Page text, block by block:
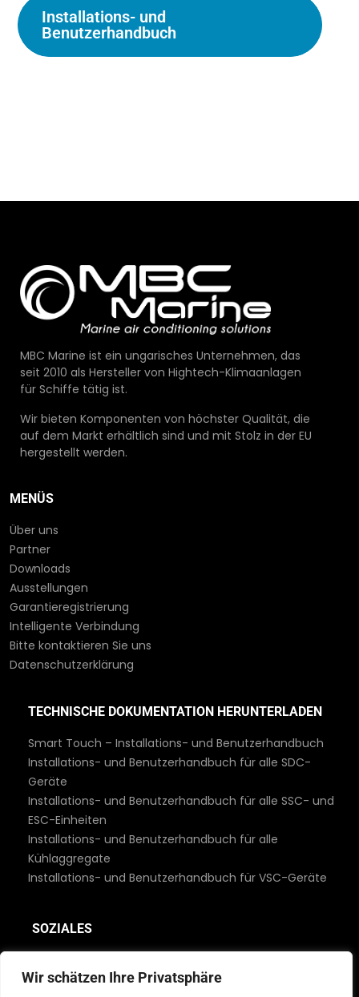
Wir schätzen Ihre Privatsphäre
Installations- und
Benutzerhandbuch
MBC Marine ist ein ungarisches Unternehmen, das
seit 2010 als Hersteller von Hightech-Klimaanlagen
für Schiffe tätig ist.
Wir bieten Komponenten von höchster Qualität, die
auf dem Markt erhältlich sind und mit Stolz in der EU
hergestellt werden.
MENÜS
Über uns
Partner
Downloads
Ausstellungen
Garantieregistrierung
Intelligente Verbindung
Bitte kontaktieren Sie uns
Datenschutzerklärung
TECHNISCHE DOKUMENTATION HERUNTERLADEN
Smart Touch – Installations- und Benutzerhandbuch
Installations- und Benutzerhandbuch für alle SDC-
Geräte
Installations- und Benutzerhandbuch für alle SSC- und
ESC-Einheiten
Installations- und Benutzerhandbuch für alle
Kühlaggregate
Installations- und Benutzerhandbuch für VSC-Geräte
SOZIALES